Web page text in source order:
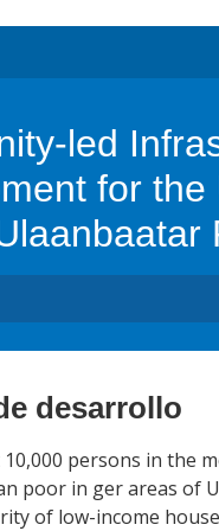
led
for the
desarrollo
persons in the
poor in ger areas of
of low-income